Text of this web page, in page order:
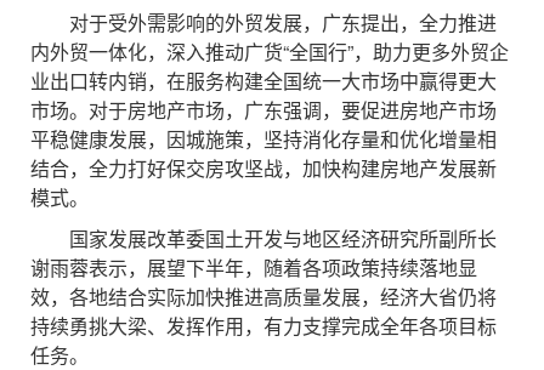
对于受外需影响的外贸发展，广东提出，全力推进
内外贸一体化，深入推动广货“全国行”，助力更多外贸企
业出口转内销，在服务构建全国统一大市场中赢得更大
市场。对于房地产市场，广东强调，要促进房地产市场
平稳健康发展，因城施策，坚持消化存量和优化增量相
结合，全力打好保交房攻坚战，加快构建房地产发展新
模式。
国家发展改革委国土开发与地区经济研究所副所长
谢雨蓉表示，展望下半年，随着各项政策持续落地显
效，各地结合实际加快推进高质量发展，经济大省仍将
持续勇挑大梁、发挥作用，有力支撑完成全年各项目标
任务。